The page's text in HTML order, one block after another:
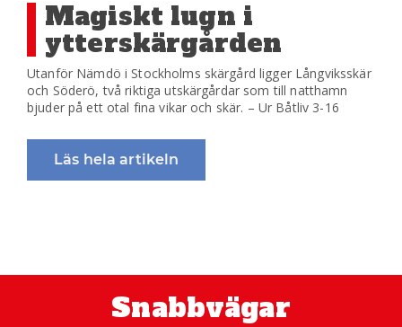
Magiskt lugn i
ytterskärgården
Utanför Nämdö i Stockholms skärgård ligger Långviksskär
och Söderö, två riktiga utskärgårdar som till natthamn
bjuder på ett otal fina vikar och skär. – Ur Båtliv 3-16
Läs hela artikeln
Snabbvägar